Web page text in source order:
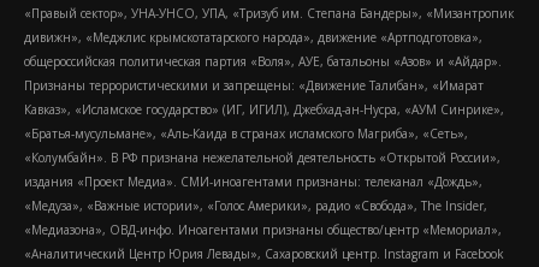
«Правый сектор», УНА-УНСО, УПА, «Тризуб им. Степана Бандеры», «Мизантропик
дивижн», «Меджлис крымскотатарского народа», движение «Артподготовка»,
общероссийская политическая партия «Воля», АУЕ, батальоны «Азов» и «Айдар».
Признаны террористическими и запрещены: «Движение Талибан», «Имарат
Кавказ», «Исламское государство» (ИГ, ИГИЛ), Джебхад-ан-Нусра, «АУМ Синрике»,
«Братья-мусульмане», «Аль-Каида в странах исламского Магриба», «Сеть»,
«Колумбайн». В РФ признана нежелательной деятельность «Открытой России»,
издания «Проект Медиа». СМИ-иноагентами признаны: телеканал «Дождь»,
«Медуза», «Важные истории», «Голос Америки», радио «Свобода», The Insider,
«Медиазона», ОВД-инфо. Иноагентами признаны общество/центр «Мемориал»,
«Аналитический Центр Юрия Левады», Сахаровский центр. Instagram и Facebook